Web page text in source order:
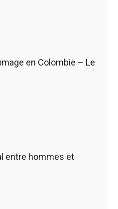
en Colombie – Le
entre hommes et